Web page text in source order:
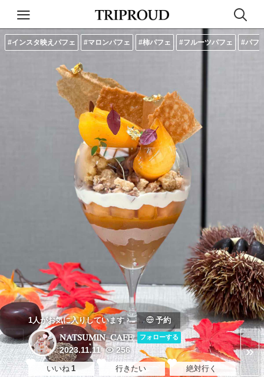
#インスタ映えパフェ #マロンパフェ #柿パフェ #フルーツパフェ #パフ
1人がお気に入りしています 予約
NATSUMIN_CAFE フォローする
2023.11.11 256
いいね 1 行きたい 絶対行く